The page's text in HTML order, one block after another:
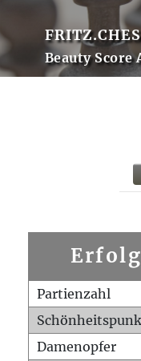
Beauty Score
Partienzahl
Damenopfer